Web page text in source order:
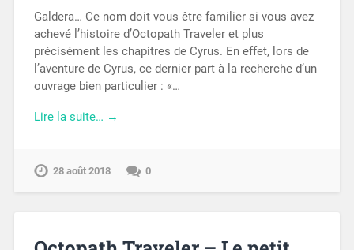
Galdera… Ce nom doit vous être familier si vous avez
achevé l’histoire d’Octopath Traveler et plus
précisément les chapitres de Cyrus. En effet, lors de
l’aventure de Cyrus, ce dernier part à la recherche d’un
ouvrage bien particulier : «…
Lire la suite… →
28 août 2018 0